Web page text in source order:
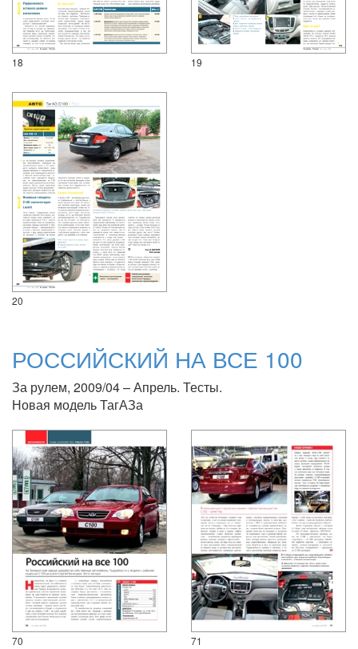
18 19
20
РОССИЙСКИЙ НА ВСЕ 100
За рулем, 2009/04 – Апрель. Тесты.
Новая модель ТагАЗа
70 71